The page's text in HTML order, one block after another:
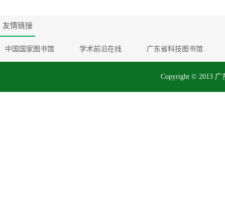
友情链接
中国国家图书馆 学术前沿在线 广东省科技图书馆
Copyright © 2013 广